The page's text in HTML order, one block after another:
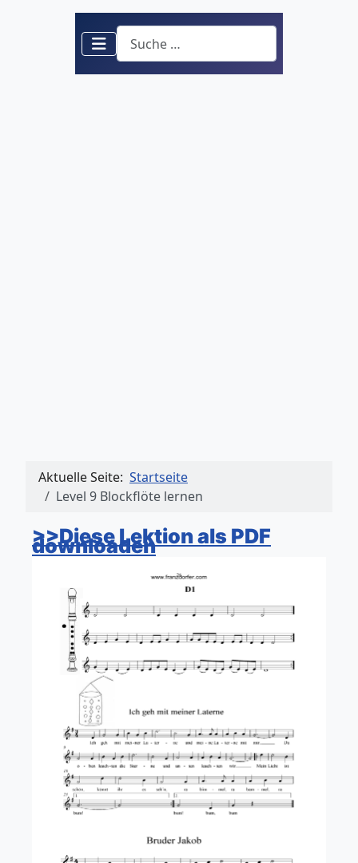
Suchen
Aktuelle Seite: Startseite
Level 9 Blockflöte lernen
>>Diese Lektion als PDF
downloaden